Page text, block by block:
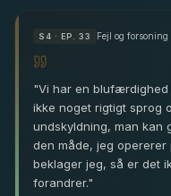
S4 · EP. 33 Fejl og
"Vi har en blufærdighed
ikke noget rigtigt sprog
undskyldning, man kan
den måde, jeg opererer
beklager jeg, så er det
forandrer."